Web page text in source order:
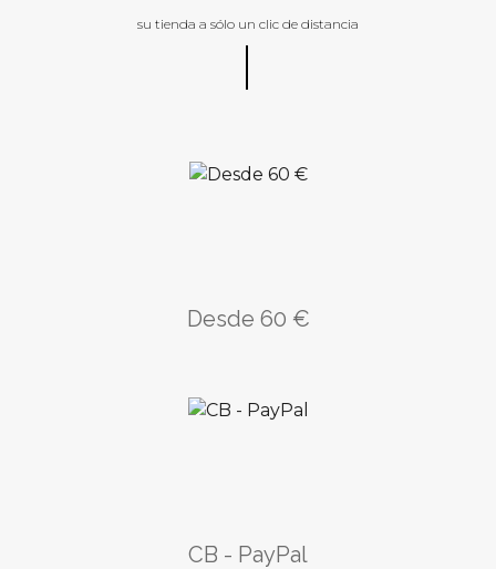
su tienda a sólo un clic de distancia
Desde 60 €
CB - PayPal